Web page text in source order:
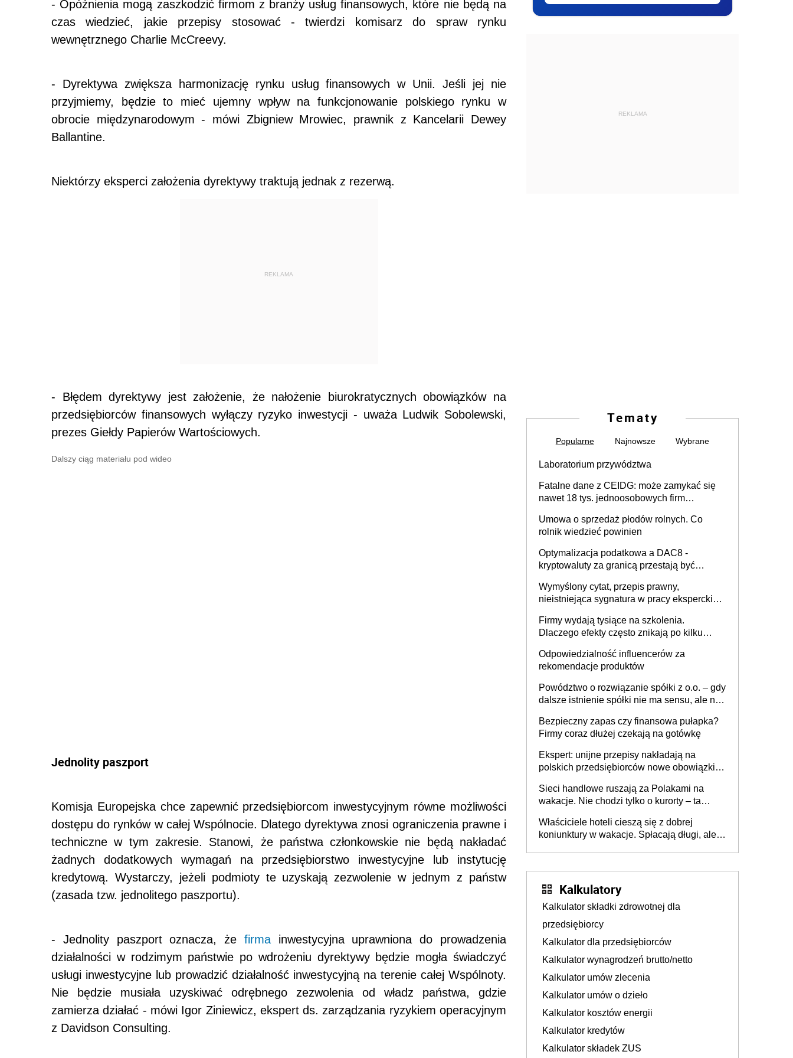
- Opóźnienia mogą zaszkodzić firmom z branży usług finansowych, które nie będą na
czas wiedzieć, jakie przepisy stosować - twierdzi komisarz do spraw rynku
wewnętrznego Charlie McCreevy.
- Dyrektywa zwiększa harmonizację rynku usług finansowych w Unii. Jeśli jej nie
przyjmiemy, będzie to mieć ujemny wpływ na funkcjonowanie polskiego rynku w
obrocie międzynarodowym - mówi Zbigniew Mrowiec, prawnik z Kancelarii Dewey
Ballantine.
Niektórzy eksperci założenia dyrektywy traktują jednak z rezerwą.
REKLAMA
- Błędem dyrektywy jest założenie, że nałożenie biurokratycznych obowiązków na
przedsiębiorców finansowych wyłączy ryzyko inwestycji - uważa Ludwik Sobolewski,
prezes Giełdy Papierów Wartościowych.
Dalszy ciąg materiału pod wideo
Jednolity paszport
Komisja Europejska chce zapewnić przedsiębiorcom inwestycyjnym równe możliwości
dostępu do rynków w całej Wspólnocie. Dlatego dyrektywa znosi ograniczenia prawne i
techniczne w tym zakresie. Stanowi, że państwa członkowskie nie będą nakładać
żadnych dodatkowych wymagań na przedsiębiorstwo inwestycyjne lub instytucję
kredytową. Wystarczy, jeżeli podmioty te uzyskają zezwolenie w jednym z państw
(zasada tzw. jednolitego paszportu).
- Jednolity paszport oznacza, że firmainwestycyjna uprawniona do prowadzenia
działalności w rodzimym państwie po wdrożeniu dyrektywy będzie mogła świadczyć
usługi inwestycyjne lub prowadzić działalność inwestycyjną na terenie całej Wspólnoty.
Nie będzie musiała uzyskiwać odrębnego zezwolenia od władz państwa, gdzie
zamierza działać - mówi Igor Ziniewicz, ekspert ds. zarządzania ryzykiem operacyjnym
z Davidson Consulting.
REKLAMA
Tematy
Popularne Najnowsze Wybrane
Laboratorium przywództwa
Fatalne dane z CEIDG: może zamykać się
nawet 18 tys. jednoosobowych firm
Umowa o sprzedaż płodów rolnych. Co
rolnik wiedzieć powinien
Optymalizacja podatkowa a DAC8 -
kryptowaluty za granicą przestają być
Wymyślony cytat, przepis prawny,
nieistniejąca sygnatura w pracy eksperckiej -
firmie
Firmy wydają tysiące na szkolenia.
Dlaczego efekty często znikają po kilku
Odpowiedzialność influencerów za
rekomendacje produktów
Powództwo o rozwiązanie spółki z o.o. – gdy
dalsze istnienie spółki nie ma sensu, ale nie
Bezpieczny zapas czy finansowa pułapka?
Firmy coraz dłużej czekają na gotówkę
Ekspert: unijne przepisy nakładają na
polskich przedsiębiorców nowe obowiązki w
Sieci handlowe ruszają za Polakami na
wakacje. Nie chodzi tylko o kurorty – ta
tam, gdzie wielu spędzi urlop po cichu
Właściciele hoteli cieszą się z dobrej
koniunktury w wakacje. Spłacają długi, ale
Kalkulatory
Kalkulator składki zdrowotnej dla
przedsiębiorcy
Kalkulator dla przedsiębiorców
Kalkulator wynagrodzeń brutto/netto
Kalkulator umów zlecenia
Kalkulator umów o dzieło
Kalkulator kosztów energii
Kalkulator kredytów
Kalkulator składek ZUS